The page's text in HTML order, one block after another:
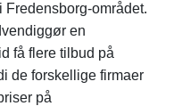
området.
en
få flere tilbud på
de forskellige firmaer
på